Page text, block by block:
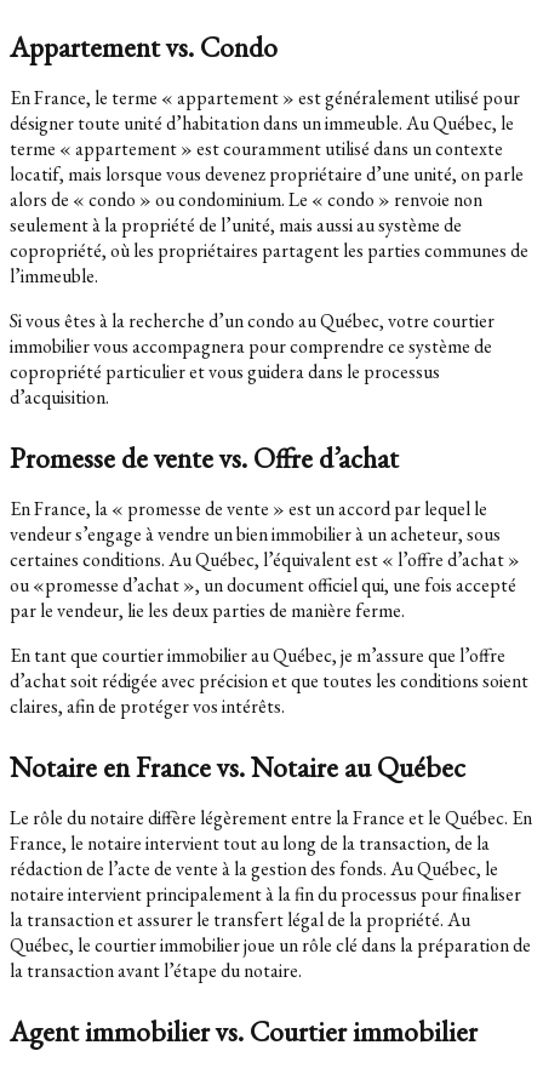
Appartement vs. Condo
En France, le terme « appartement » est généralement utilisé pour
désigner toute unité d’habitation dans un immeuble. Au Québec, le
terme « appartement » est couramment utilisé dans un contexte
locatif, mais lorsque vous devenez propriétaire d’une unité, on parle
alors de « condo » ou condominium. Le « condo » renvoie non
seulement à la propriété de l’unité, mais aussi au système de
copropriété, où les propriétaires partagent les parties communes de
l’immeuble.
Si vous êtes à la recherche d’un condo au Québec, votre courtier
immobilier vous accompagnera pour comprendre ce système de
copropriété particulier et vous guidera dans le processus
d’acquisition.
Promesse de vente vs. Offre d’achat
En France, la « promesse de vente » est un accord par lequel le
vendeur s’engage à vendre un bien immobilier à un acheteur, sous
certaines conditions. Au Québec, l’équivalent est « l’offre d’achat »
ou «promesse d’achat », un document officiel qui, une fois accepté
par le vendeur, lie les deux parties de manière ferme.
En tant que courtier immobilier au Québec, je m’assure que l’offre
d’achat soit rédigée avec précision et que toutes les conditions soient
claires, afin de protéger vos intérêts.
Notaire en France vs. Notaire au Québec
Le rôle du notaire diffère légèrement entre la France et le Québec. En
France, le notaire intervient tout au long de la transaction, de la
rédaction de l’acte de vente à la gestion des fonds. Au Québec, le
notaire intervient principalement à la fin du processus pour finaliser
la transaction et assurer le transfert légal de la propriété. Au
Québec, le courtier immobilier joue un rôle clé dans la préparation de
la transaction avant l’étape du notaire.
Agent immobilier vs. Courtier immobilier